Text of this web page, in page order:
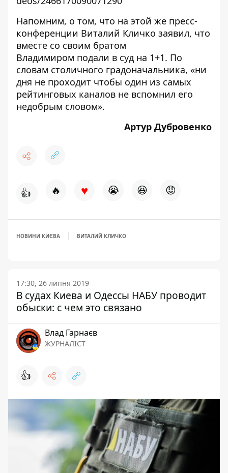
Напомним, о том, что на этой же пресс-
конференции Виталий Кличко заявил, что
вместе со своим братом
Владимиром подали в суд на 1+1. По
словам столичного градоначальника, «ни
дня не проходит чтобы один из самых
рейтинговых каналов не вспомнил его
недобрым словом».
Артур Дубровенко
👍 🔥 ♥ 😭 😆 😡
НОВИНИ КИЄВА ВИТАЛИЙ КЛИЧКО
17:30, 26 липня 2019
В судах Киева и Одессы НАБУ проводит
обыски: с чем это связано
Влад Гарнаєв
ЖУРНАЛІСТ
👍